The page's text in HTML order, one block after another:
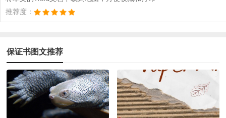
推荐度：
保证书图文推荐